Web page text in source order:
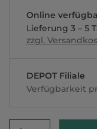
Online
Lieferung 3 – 5
zzgl.
DEPOT Filiale
Verfügbarkeit